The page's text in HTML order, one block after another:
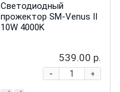
Светодиодный
прожектор SM-Venus II
10W 4000K
539.00 р.
+
-